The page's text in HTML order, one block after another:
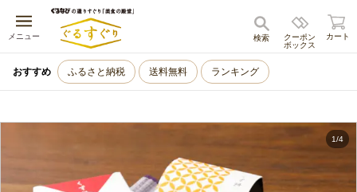
メニュー
キャンセル
クーポン
ボックス
検索 カート
おすすめ ふるさと納税 送料無料 ランキング
1/4